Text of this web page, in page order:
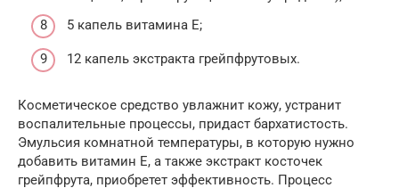
5 капель витамина E;
12 капель экстракта грейпфрутовых.
Косметическое средство увлажнит кожу, устранит
воспалительные процессы, придаст бархатистость.
Эмульсия комнатной температуры, в которую нужно
добавить витамин E, а также экстракт косточек
грейпфрута, приобретет эффективность. Процесс